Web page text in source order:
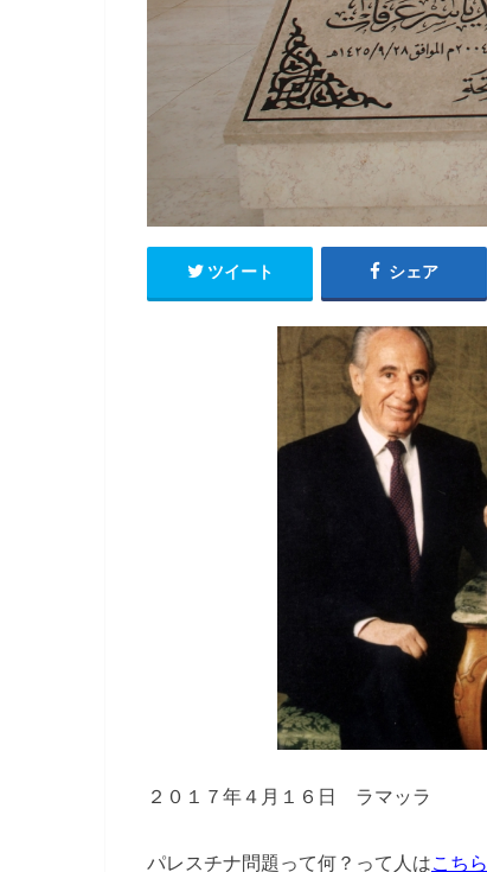
ツイート シェア
２０１７年４月１６日 ラマッラ
パレスチナ問題って何？って人はこちら